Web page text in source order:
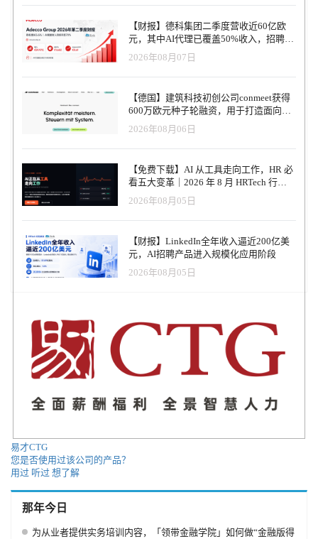
【财报】德科集团二季度营收近60亿欧
元，其中AI代理已覆盖50%收入，招聘服
务进入运营重构阶段
2026年08月07日
【德国】建筑科技初创公司conmeet获得
600万欧元种子轮融资，用于打造面向贸
易和建筑行业的AI操作系统
2026年08月06日
【免费下载】AI 从工具走向工作，HR 必
看五大变革｜2026 年 8 月 HRTech 行业
观察报告
2026年08月05日
【财报】LinkedIn全年收入逼近200亿美
元，AI招聘产品进入规模化应用阶段
2026年08月05日
易才CTG
您是否使用过该公司的产品？
用过 听过 想了解
那年今日
为从业者提供实务培训内容，「领带金融学院」如何做“金融版得